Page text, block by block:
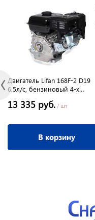
Двигатель Lifan 168F-2 D19
6.5л/с, бензиновый 4-х
13 335 руб. / шт
В корзину